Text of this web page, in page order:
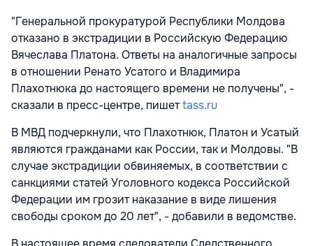
"Генеральной прокуратурой Республики Молдова
отказано в экстрадиции в Российскую Федерацию
Вячеслава Платона. Ответы на аналогичные запросы
в отношении Ренато Усатого и Владимира
Плахотнюка до настоящего времени не получены", -
сказали в пресс-центре, пишетtass.ru
В МВД подчеркнули, что Плахотнюк, Платон и Усатый
являются гражданами как России, так и Молдовы. "В
случае экстрадиции обвиняемых, в соответствии с
санкциями статей Уголовного кодекса Российской
Федерации им грозит наказание в виде лишения
свободы сроком до 20 лет", - добавили в ведомстве.